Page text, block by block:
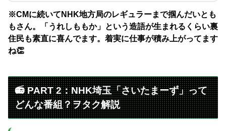
※CMに続いてNHK地方局のレギュラーまで掴んだいとも
もさん。「うれしももか」という造語が生まれるくらい裏
住民も素直に喜んでます。着実に仕事が積み上がってます
ね👏
📻 PART 2：NHK埼玉「さいたまーず」って
どんな番組？ヲタク解説